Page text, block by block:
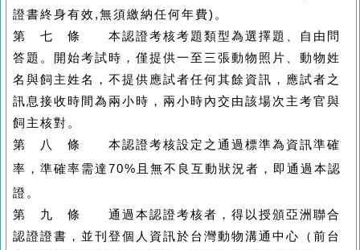
證書終身有效,無須繳納任何年費)。
第 七 條 本認證考核考題類型為選擇題、自由問
答題。開始考試時，僅提供一至三張動物照片、動物姓
名與飼主姓名，不提供應試者任何其餘資訊，應試者之
訊息接收時間為兩小時，兩小時內交由該場次主考官與
飼主核對。
第 八 條 本認證考核設定之通過標準為資訊準確
率，準確率需達70% 且無不良互動狀況者，即通過本認
證。
第 九 條 通過本認證考核者，得以授頒亞洲聯合
認證證書，並刊登個人資訊於台灣動物溝通中心（前台